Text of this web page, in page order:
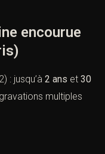
encourue
) : jusqu’à 2 ans et 30
multiples